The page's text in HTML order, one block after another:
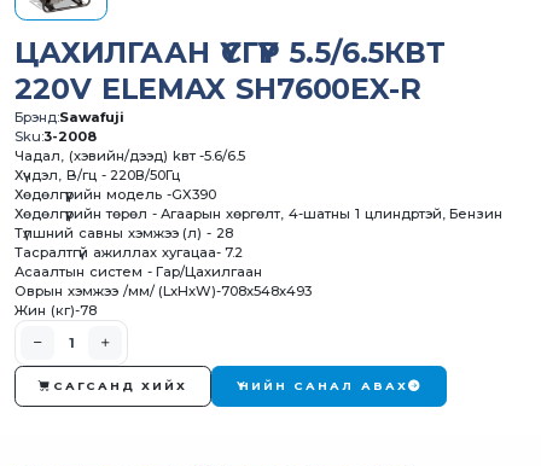
ЦАХИЛГААН ҮҮСГҮҮР 5.5/6.5КВТ
220V ELEMAX SH7600EX-R
Брэнд:Sawafuji
Sku:3-2008
Чадал, (хэвийн/дээд) kвт -5.6/6.5
Хүчдэл, B/гц - 220В/50Гц
Хөдөлгүүрийн модель -GX390
Хөдөлгүүрийн төрөл - Агаарын хөргөлт, 4-шатны 1 цлиндртэй, Бензин
Түлшний савны хэмжээ (л) - 28
Тасралтгүй ажиллах хугацаа- 7.2
Асаалтын систем - Гар/Цахилгаан
Оврын хэмжээ /мм/ (LxHxW)-708x548x493
Жин (кг)-78
САГСАНД ХИЙХ ҮНИЙН САНАЛ АВАХ